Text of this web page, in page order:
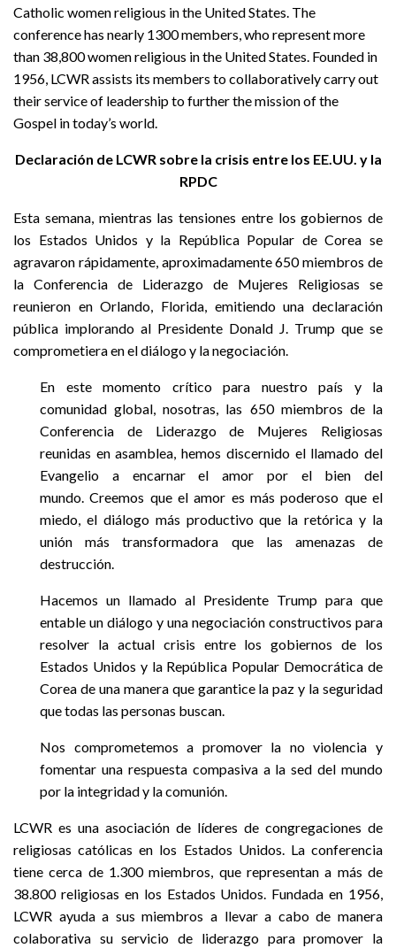
Catholic women religious in the United States. The
conference has nearly 1300 members, who represent more
than 38,800 women religious in the United States. Founded in
1956, LCWR assists its members to collaboratively carry out
their service of leadership to further the mission of the
Gospel in today’s world.
Declaración de LCWR sobre la crisis entre los EE.UU. y la
RPDC
Esta semana, mientras las tensiones entre los gobiernos de
los Estados Unidos y la República Popular de Corea se
agravaron rápidamente, aproximadamente 650 miembros de
la Conferencia de Liderazgo de Mujeres Religiosas se
reunieron en Orlando, Florida, emitiendo una declaración
pública implorando al Presidente Donald J. Trump que se
comprometiera en el diálogo y la negociación.
En este momento crítico para nuestro país y la
comunidad global, nosotras, las 650 miembros de la
Conferencia de Liderazgo de Mujeres Religiosas
reunidas en asamblea, hemos discernido el llamado del
Evangelio a encarnar el amor por el bien del
mundo. Creemos que el amor es más poderoso que el
miedo, el diálogo más productivo que la retórica y la
unión más transformadora que las amenazas de
destrucción.
Hacemos un llamado al Presidente Trump para que
entable un diálogo y una negociación constructivos para
resolver la actual crisis entre los gobiernos de los
Estados Unidos y la República Popular Democrática de
Corea de una manera que garantice la paz y la seguridad
que todas las personas buscan.
Nos comprometemos a promover la no violencia y
fomentar una respuesta compasiva a la sed del mundo
por la integridad y la comunión.
LCWR es una asociación de líderes de congregaciones de
religiosas católicas en los Estados Unidos. La conferencia
tiene cerca de 1.300 miembros, que representan a más de
38.800 religiosas en los Estados Unidos. Fundada en 1956,
LCWR ayuda a sus miembros a llevar a cabo de manera
colaborativa su servicio de liderazgo para promover la